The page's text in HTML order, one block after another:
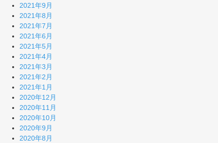
2021年9月
2021年8月
2021年7月
2021年6月
2021年5月
2021年4月
2021年3月
2021年2月
2021年1月
2020年12月
2020年11月
2020年10月
2020年9月
2020年8月